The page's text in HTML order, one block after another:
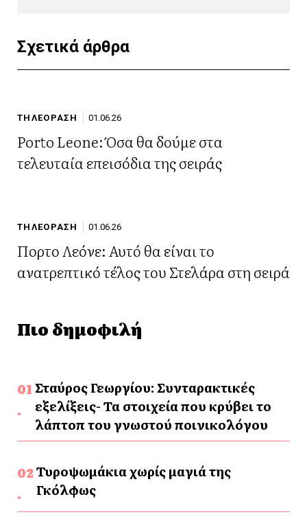
Σχετικά άρθρα
ΤΗΛΕΟΡΑΣΗ 01.06.26
Porto Leone: Όσα θα δούμε στα
τελευταία επεισόδια της σειράς
ΤΗΛΕΟΡΑΣΗ 01.06.26
Πορτο Λεόνε: Αυτό θα είναι το
ανατρεπτικό τέλος του Στελάρα στη σειρά
Πιο δημοφιλή
Σταύρος Γεωργίου: Συνταρακτικές
εξελίξεις- Τα στοιχεία που κρύβει το
λάπτοπ του γνωστού ποινικολόγου
Τυροψωμάκια χωρίς μαγιά της
Γκόλφως